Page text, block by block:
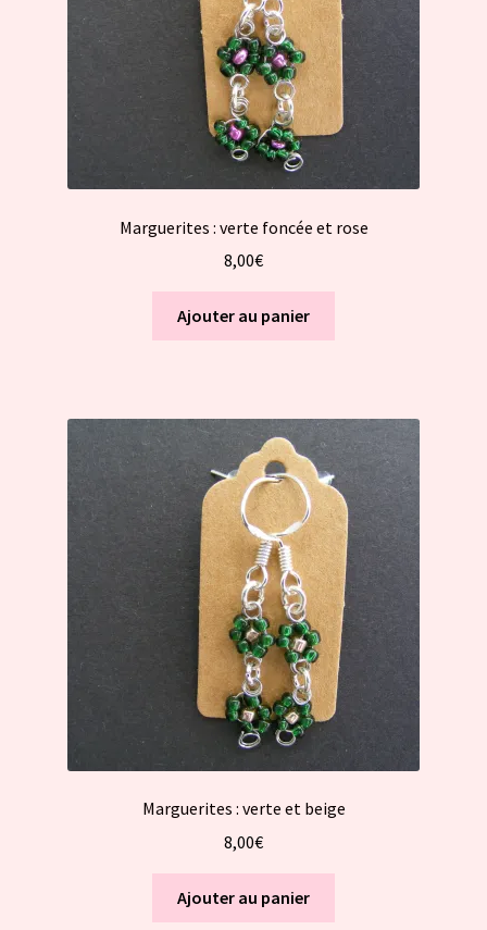
Marguerites : verte foncée et rose
8,00€
Ajouter au panier
Marguerites : verte et beige
8,00€
Ajouter au panier